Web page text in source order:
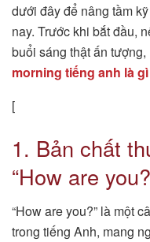
dưới đây để nâng tầm
nay. Trước khi bắt đầu,
buổi sáng thật ấn
morning tiếng anh là gì
[
1. Bản chất
“How are
“How are you?” là một
trong tiếng Anh, mang